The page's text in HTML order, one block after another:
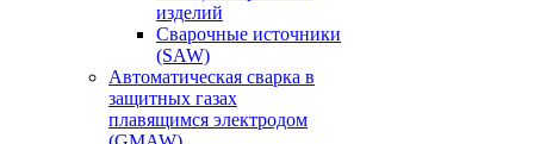
изделий
Сварочные источники
(SAW)
Автоматическая сварка в
защитных газах
плавящимся электродом